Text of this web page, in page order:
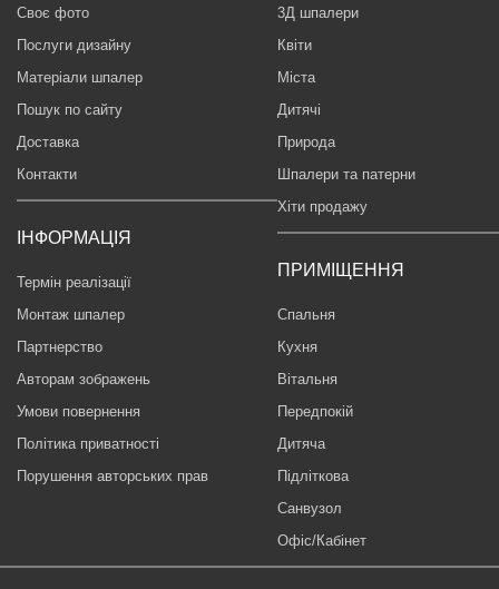
Своє фото
Послуги дизайну
Матеріали шпалер
Пошук по сайту
Доставка
Контакти
ІНФОРМАЦІЯ
Термін реалізації
Монтаж шпалер
Партнерство
Авторам зображень
Умови повернення
Політика приватності
Порушення авторських прав
3Д шпалери
Квіти
Міста
Дитячі
Природа
Шпалери та патерни
Хіти продажу
ПРИМІЩЕННЯ
Спальня
Кухня
Вітальня
Передпокій
Дитяча
Підліткова
Санвузол
Офіс/Кабінет